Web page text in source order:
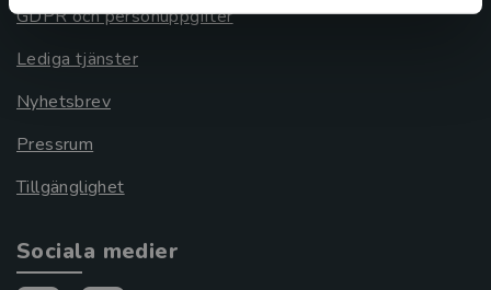
GDPR och personuppgifter
Lediga tjänster
Nyhetsbrev
Pressrum
Tillgänglighet
Sociala medier